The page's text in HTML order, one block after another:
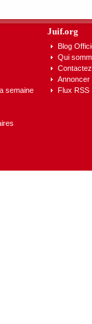
semaine
Juif.org
Blog
Qui
Annoncer
Flux RSS